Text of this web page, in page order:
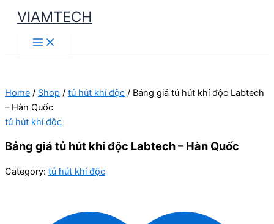
Skip
content
VIAMTECH
Main
Menu
Home / Shop / tủ hút khí độc / Bảng giá tủ hút khí độc Labtech
– Hàn Quốc
tủ hút khí độc
Bảng giá tủ hút khí độc Labtech – Hàn Quốc
Category: tủ hút khí độc